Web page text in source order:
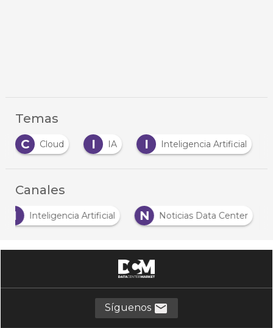
Temas
C
Cloud I IA I Inteligencia Artificial
Canales
I
Inteligencia Artificial N Noticias Data Center
Síguenos